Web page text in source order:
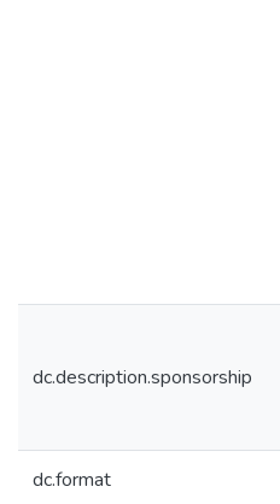
dc.description.sponsorship
dc.format